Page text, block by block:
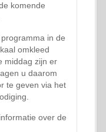
komende
in de
omkleed
middag zijn er
u daarom
te geven via het
over de